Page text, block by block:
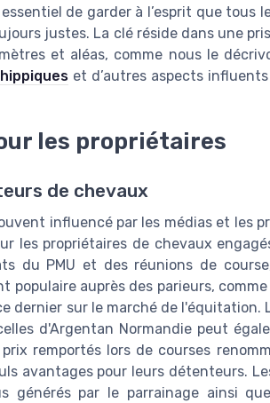
de garder à l’esprit que tous
justes. La clé réside dans une
et aléas, comme nous le
et d’autres aspects
les propriétaires
de chevaux
influencé par les médias et les
les propriétaires de chevaux
du PMU et des réunions de
auprès des parieurs,
dernier sur le marché de l'équitation.
d'Argentan Normandie peut
remportés lors de courses
avantages pour leurs détenteurs.
générés par le parrainage ainsi